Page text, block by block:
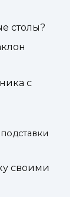
столы?
с
своими